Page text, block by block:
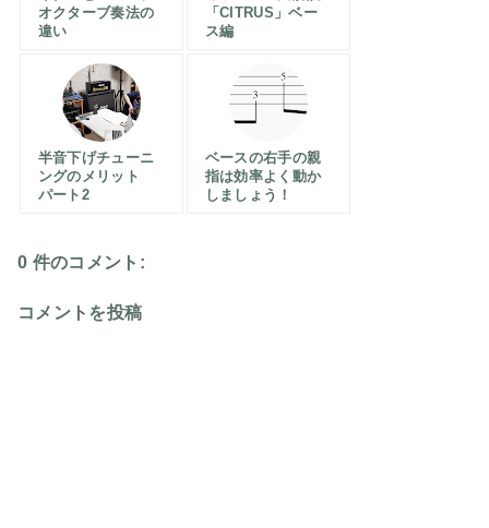
オクターブ奏法の
違い
「CITRUS」ベー
ス編
半音下げチューニ
ングのメリット
パート2
ベースの右手の親
指は効率よく動か
しましょう！
0 件のコメント:
コメントを投稿